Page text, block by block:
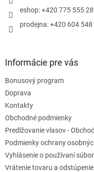
eshop: +420 775 555
prodejna: +420 604
Informácie pre vás
Bonusový program
Doprava
Kontakty
Obchodné podmienky
Predlžovanie vlasov -
Podmienky ochrany
Vyhlásenie o používaní
Vrátenie tovaru a